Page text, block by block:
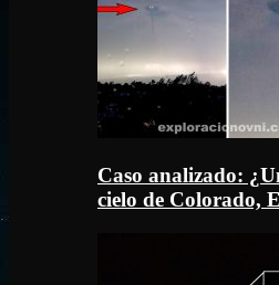
Caso analizado:
cielo de Colorado,